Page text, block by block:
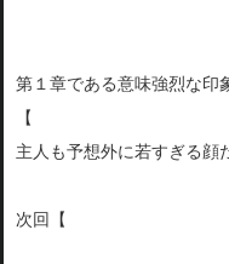
第１章である意味強烈な印
【
主人も予想外に若すぎる顔
次回【